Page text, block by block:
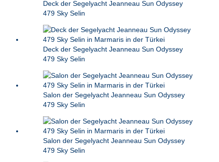
Deck der Segelyacht Jeanneau Sun Odyssey
479 Sky Selin
Deck der Segelyacht Jeanneau Sun Odyssey
479 Sky Selin
Salon der Segelyacht Jeanneau Sun Odyssey
479 Sky Selin
Salon der Segelyacht Jeanneau Sun Odyssey
479 Sky Selin